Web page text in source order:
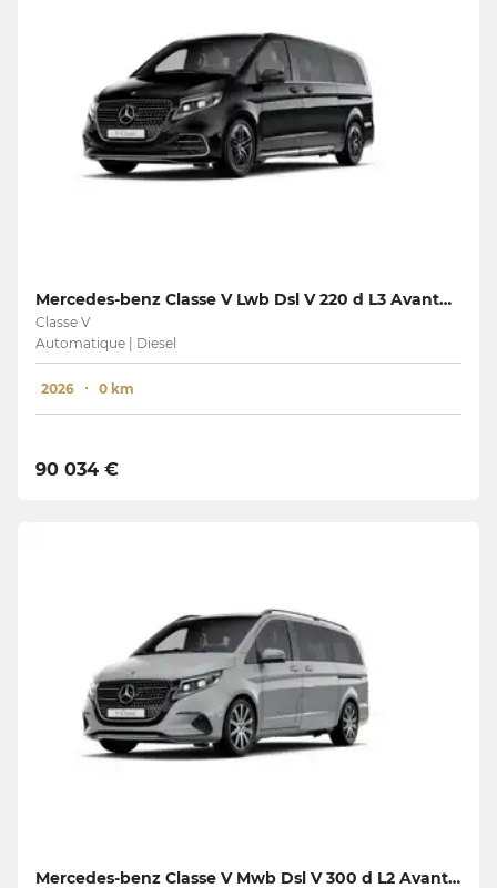
Mercedes-benz Classe V Lwb Dsl V 220 d L3 Avantgarde
Classe V
Automatique | Diesel
2026 0 km
90 034 €
Mercedes-benz Classe V Mwb Dsl V 300 d L2 Avantgarde